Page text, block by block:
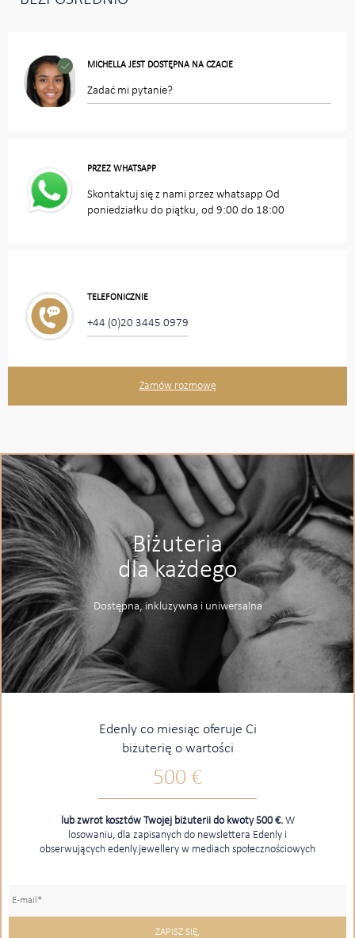
MICHELLA JEST DOSTĘPNA NA CZACIE
Zadać mi pytanie?
PRZEZ WHATSAPP
Skontaktuj się z nami przez whatsapp Od
poniedziałku do piątku, od 9:00 do 18:00
TELEFONICZNIE
+44 (0)20 3445 0979
Zamów rozmowę
Biżuteria
dla każdego
Dostępna, inkluzywna i uniwersalna
Edenly co miesiąc oferuje Ci
biżuterię o wartości
500 €
lub zwrot kosztów Twojej biżuterii do kwoty 500 €.W
losowaniu, dla zapisanych do newslettera Edenly i
obserwujących edenly.jewellery w mediach społecznościowych